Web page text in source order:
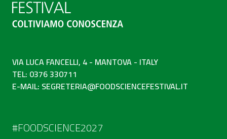
VIA LUCA FANCELLI, 4 - MANTOVA - ITALY
TEL: 0376 330711
E-MAIL: SEGRETERIA@FOODSCIENCEFESTIVAL.IT
#FOODSCIENCE2027